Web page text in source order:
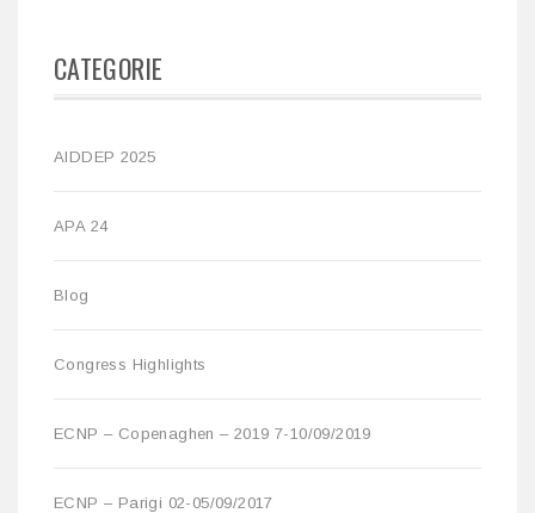
CATEGORIE
AIDDEP 2025
APA 24
Blog
Congress Highlights
ECNP – Copenaghen – 2019 7-10/09/2019
ECNP – Parigi 02-05/09/2017